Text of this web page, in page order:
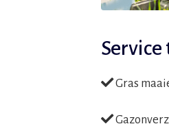
Gras